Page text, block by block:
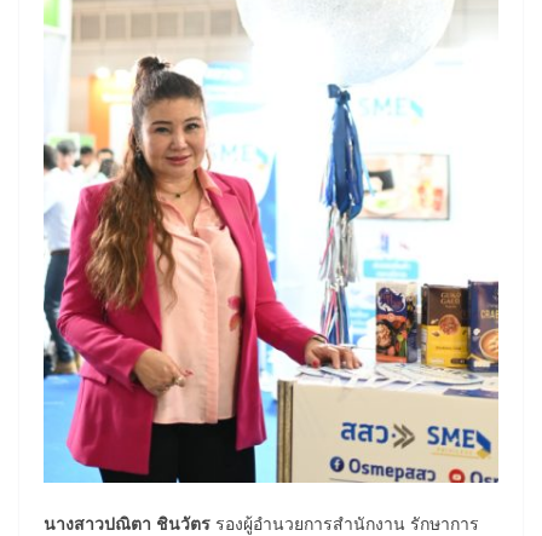
นางสาวปณิตา ชินวัตร รองผู้อำนวยการสำนักงาน รักษาการ